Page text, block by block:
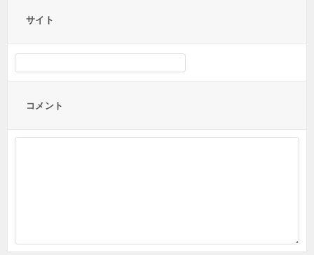
サイト
コメント